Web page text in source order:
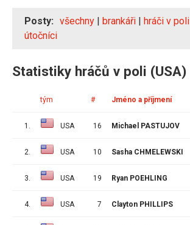
Posty: všechny | brankáři | hráči v poli
útočníci
Statistiky hráčů v poli (USA)
tým # Jméno a příjmení
1. USA 16 Michael PASTUJOV
2. USA 10 Sasha CHMELEWSKI
3. USA 19 Ryan POEHLING
4. USA 7 Clayton PHILLIPS